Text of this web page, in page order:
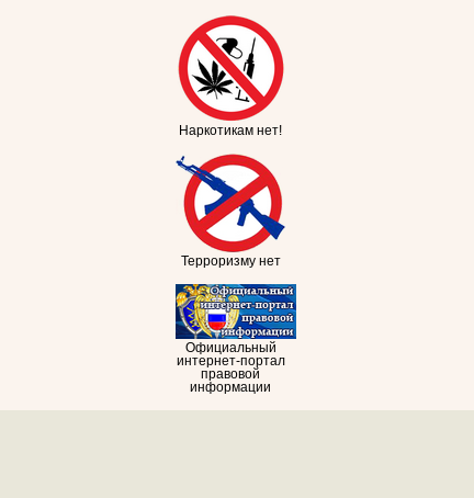
Наркотикам нет!
Терроризму нет
Официальный
интернет-портал
правовой
информации